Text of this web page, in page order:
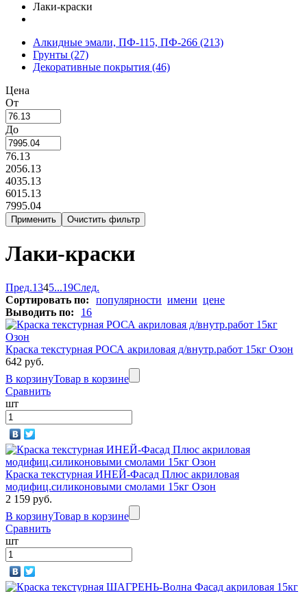
Лаки-краски
Алкидные эмали, ПФ-115, ПФ-266 (213)
Грунты (27)
Декоративные покрытия (46)
Цена
От
До
76.13
2056.13
4035.13
6015.13
7995.04
Лаки-краски
Пред.1345...19След.
Сортировать по:
популярности имени цене
Выводить по:
16
Краска текстурная РОСА акриловая д/внутр.работ 15кг Озон
642 руб.
В корзинуТовар в корзине
Сравнить
шт
Краска текстурная ИНЕЙ-Фасад Плюс акриловая
модифиц.силиконовыми смолами 15кг Озон
2 159 руб.
В корзинуТовар в корзине
Сравнить
шт